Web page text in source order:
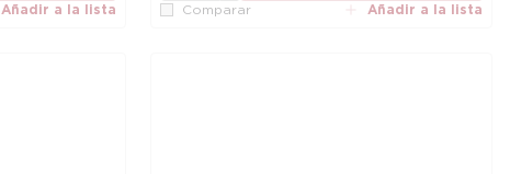
Añadir a la lista Comparar Añadir a la lista